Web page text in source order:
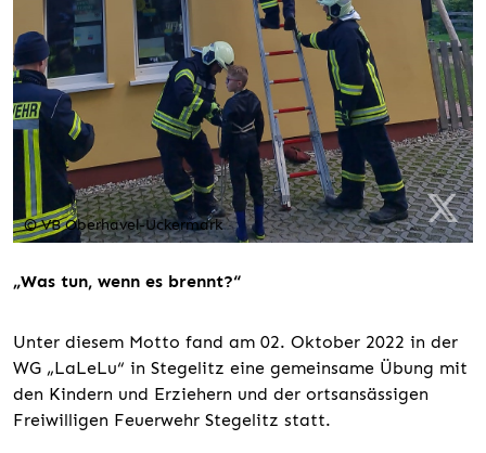
© VB Oberhavel-Uckermark
„Was tun, wenn es brennt?“
Unter diesem Motto fand am 02. Oktober 2022 in der
WG „LaLeLu“ in Stegelitz eine gemeinsame Übung mit
den Kindern und Erziehern und der ortsansässigen
Freiwilligen Feuerwehr Stegelitz statt.